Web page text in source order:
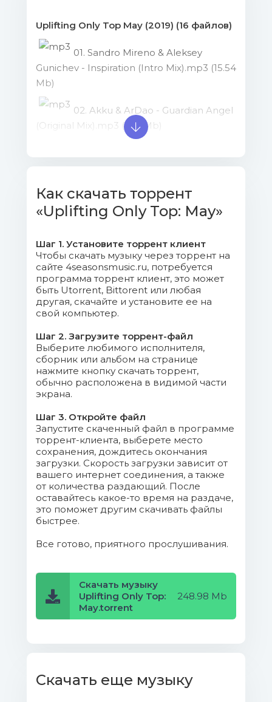
Uplifting Only Top May (2019) (16 файлов)
01. Sandro Mireno & Aleksey
Gunichev - Inspiration (Intro Mix).mp3 (15.54
Mb)
02. Akku & ArDao - Guardian Angel
(Original Mix).mp3 (15.7 Mb)
04. Jeïtam Oshéen & Rolfiek -
Whispering Wind (Original Mix).mp3 (15.64
05. InnerSync - Sparkle Eyes
(Original Mix).mp3 (16.63 Mb)
06. Michael Milov feat. Claire Willis -
Anywhere With You (Tom Exo Extended
07. Maratone - All I Need (Sam
Laxton Extended Remix).mp3 (15.04 Mb)
(Extended Mix).mp3 (17.29 Mb)
09. Ithur - Stephanie (Original
Mix).mp3 (16.7 Mb)
10. Danny Legatto - Universal
(Original Mix).mp3 (19.02 Mb)
11. Alexander Spark feat. Lucid Blue
- Nothing Like The Sun (Tom Exo Extended
12. Marcprest - Deneb (Original
Mix).mp3 (17.92 Mb)
13. Manuel Rocca - Resilience
Mix).mp3 (20.32 Mb)
Как скачать торрент
«Uplifting Only Top: May»
Шаг 1. Установите торрент клиент
Чтобы скачать музыку через торрент на
сайте 4seasonsmusic.ru, потребуется
программа торрент клиент, это может
быть Utorrent, Bittorent или любая
другая, скачайте и установите ее на
свой компьютер.
Шаг 2. Загрузите торрент-файл
Выберите любимого исполнителя,
сборник или альбом на странице
нажмите кнопку скачать торрент,
обычно расположена в видимой части
экрана.
Шаг 3. Откройте файл
Запустите скаченный файл в программе
торрент-клиента, выберете место
сохранения, дождитесь окончания
загрузки. Скорость загрузки зависит от
вашего интернет соединения, а также
от количества раздающий. После
оставайтесь какое-то время на раздаче,
это поможет другим скачивать файлы
быстрее.
Все готово, приятного прослушивания.
Скачать музыку
Uplifting Only Top:
May.torrent
248.98 Mb
Скачать еще музыку